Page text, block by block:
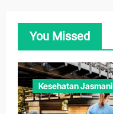
You Missed
Kesehatan Jasmani